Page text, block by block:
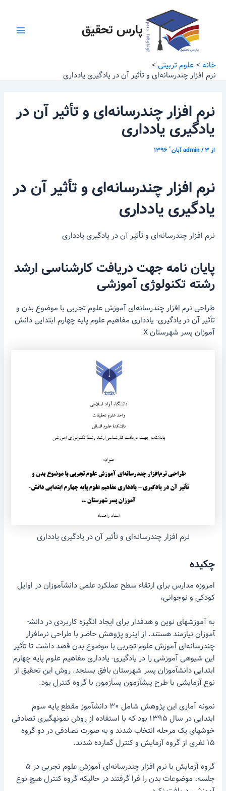
پارس تحقیق
خانه
علوم تربیتی
نرم ­افزار چندرسانه‌ای و تأثیر آن در یادگیری یادداری
نرم ­افزار چندرسانه‌ای و تأثیر آن در
یادگیری یادداری
از admin/۳ آبان ّ ۱۳۹۶
نرم ­افزار چندرسانه‌ای و تأثیر آن در
یادگیری یادداری
نرم ­افزار چندرسانه‌ای و تأثیر آن در یادگیری یادداری
پایان­ نامه جهت دریافت کارشناسی­ ارشد
رشته تکنولوژی آموزشی
طراحی نرم ­افزار چندرسانه‌ای آموزش علوم تجربی با موضوع بدن و
تأثیر آن در یادگیری- یادداری مفاهیم علوم پایه چهارم ابتدایی دانش
­آموزان پسر شهرستان X
نرم ­افزار چندرسانه‌ای و تأثیر آن در یادگیری یادداری
چکیده
امروزه مدارس برای ارتقاء سطح عملکرد علمی دانش­آموزان در اوایل
کودکی و نوجوانی،
به آموزش­های نوین و هدفدار برای ایجاد انگیزه کاربردی در دانش­
آموزان نیازمند هستند. از این­رو پژوهش حاضر با طراحی نرم­افزار
چندرسانه‌ای آموزش علوم تجربی با موضوع بدن قصد داشت تا تأثیر
این شیوه­ی آموزشی را در یادگیری- یادداری مفاهیم علوم پایه چهارم
ابتدایی دانش­آموزان پسر شهرستان بافق بسنجد. روش این تحقیق از
نوع آزمایشی با طرح پیش­آزمون پس­­آزمون با گروه کنترل بود.
نمونه آماری این پژوهش شامل ۳۰ دانش­آموز مقطع پایه سوم
ابتدایی در سال ۱۳۹۵ بود که با استفاده از روش نمونه­گیری تصادفی
خوشه­ای یک مرحله انتخاب شدند و به صورت تصادفی در دو گروه
۱۵ نفری از گروه آزمایش و کنترل گمارده شدند.
گروه آزمایش با نرم ­افزار چندرسانه‌ای آموزش علوم تجربی در ۵
جلسه، موضوعات بدن را فرا گرفتند در حالی­که گروه کنترل هیچ نوع